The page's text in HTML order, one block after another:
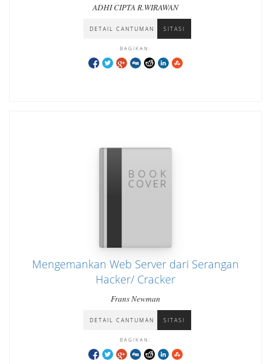
ADHI CIPTA R.WIRAWAN
DETAIL CANTUMAN SITASI
BAGIKAN:
Mengemankan Web Server dari Serangan
Hacker/ Cracker
Frans Newman
DETAIL CANTUMAN SITASI
BAGIKAN: